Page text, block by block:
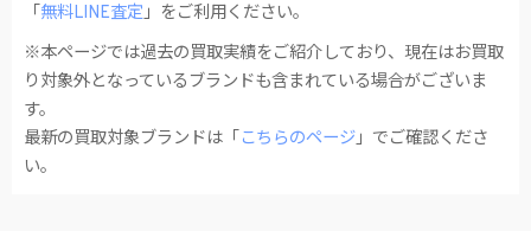
「 無料LINE査定」をご利用ください。
※本ページでは過去の買取実績をご紹介しており、現在はお買取
り対象外となっているブランドも含まれている場合がございま
す。
最新の買取対象ブランドは「 こちらのページ」でご確認くださ
い。